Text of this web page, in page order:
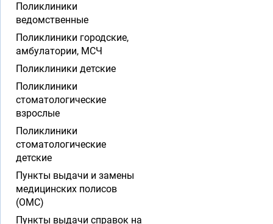
Поликлиники
ведомственные
Поликлиники городские,
амбулатории, МСЧ
Поликлиники детские
Поликлиники
стоматологические
взрослые
Поликлиники
стоматологические
детские
Пункты выдачи и замены
медицинских полисов
(ОМС)
Пункты выдачи справок на